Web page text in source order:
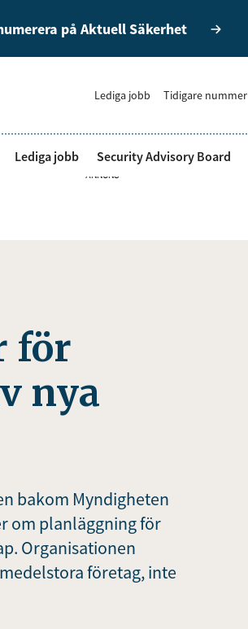
på Aktuell Säkerhet
Lediga jobb Tidigare nummer
Lediga jobb Security Advisory Board
ANNONS
för
nya
bakom Myndigheten
om planläggning för
Organisationen
företag, inte